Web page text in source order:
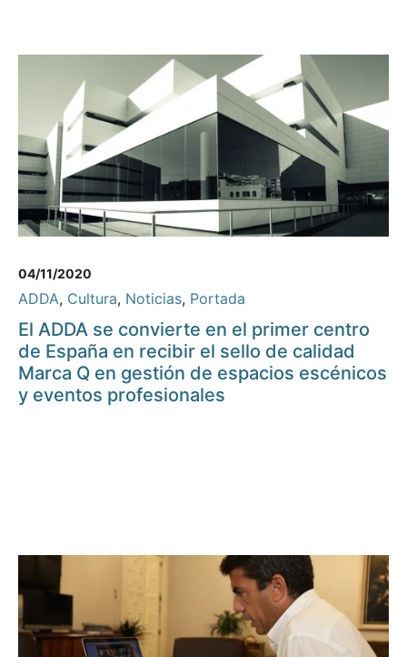
04/11/2020
ADDA, Cultura, Noticias, Portada
El ADDA se convierte en el primer centro
de España en recibir el sello de calidad
Marca Q en gestión de espacios escénicos
y eventos profesionales